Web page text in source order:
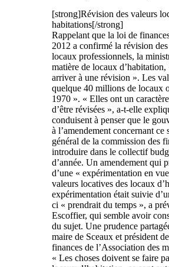
[strong]Révision des valeurs
habitations[/strong]
Rappelant que la loi de
2012 a confirmé la révision
locaux professionnels, la
matière de locaux
arriver à une révision ». Les
quelque 40 millions de locaux
1970 ». « Elles ont un
d’être révisées », a-t-elle
conduisent à penser que le
à l’amendement concernant
général de la commission des
introduire dans le collectif
d’année. Un amendement qui
d’une « expérimentation en
valeurs locatives des locaux
expérimentation était suivie
ci « prendrait du temps », a
Escoffier, qui semble avoir
du sujet. Une prudence
maire de Sceaux et président
finances de l’Association des
« Les choses doivent se faire